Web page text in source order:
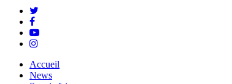
twitter
facebook
youtube
instagram
Close
Menu
Accueil
News